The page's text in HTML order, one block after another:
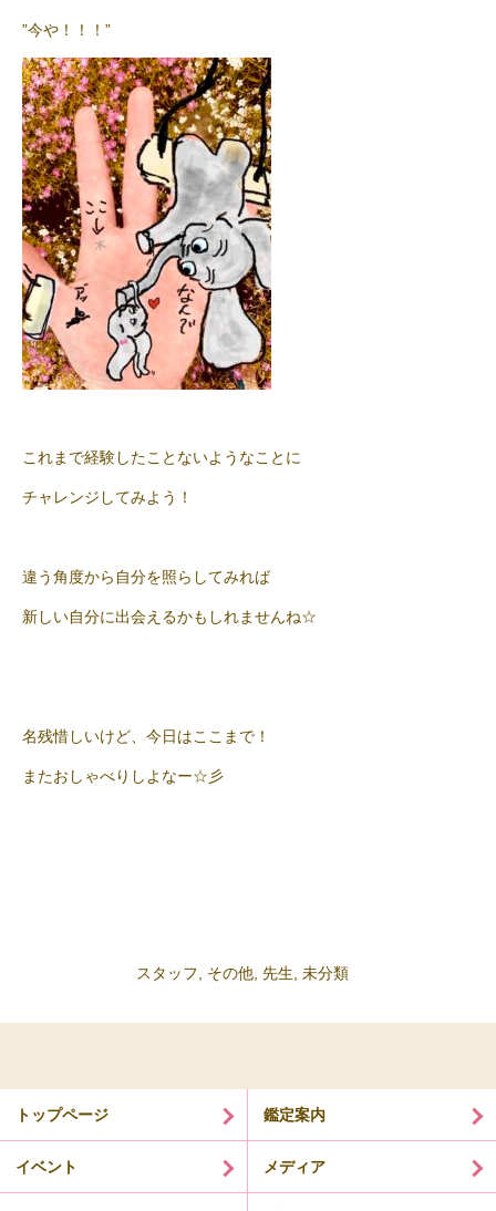
”今や！！！”
これまで経験したことないようなことに
チャレンジしてみよう！
違う角度から自分を照らしてみれば
新しい自分に出会えるかもしれませんね☆
名残惜しいけど、今日はここまで！
またおしゃべりしよなー☆彡
スタッフ その他 先生 未分類
トップページ 鑑定案内
イベント メディア